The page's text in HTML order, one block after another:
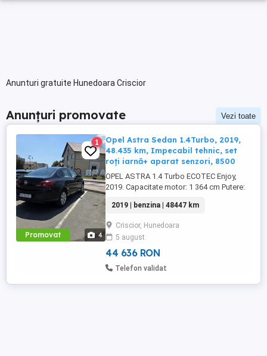
Anunturi gratuite Hunedoara Criscior
Anunțuri promovate Vezi toate
Promovat 4
1
Opel Astra Sedan 1.4Turbo, 2019,
48.435 km, Impecabil tehnic, set
roți iarnă+ aparat senzori, 8500
OPEL ASTRA 1.4 Turbo ECOTEC Enjoy,
2019. Capacitate motor: 1 364 cm Putere:
Sedan Rulaj: 48 447 km Culoare: Negru An
model 2020, fabricat: 2019 Număr de
portiere: 4; 5 locuri Stare: utilizat (prezintă
uzură estetică moderată, vopsea
zgârâiată care necesită polișare, ...
2019 | benzina | 48447 km
Criscior, Hunedoara
5 august
44 636 RON
Telefon validat